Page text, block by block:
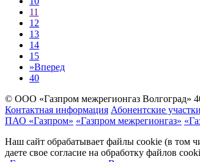
11
12
13
14
15
»Вперед
40
© ООО «Газпром межрегионгаз Волгоград»
Контактная информация Абонентские участки
ПАО «Газпром» «Газпром межрегионгаз»
Наш сайт обрабатывает файлы cookie (в том
даете свое согласие на обработку файлов